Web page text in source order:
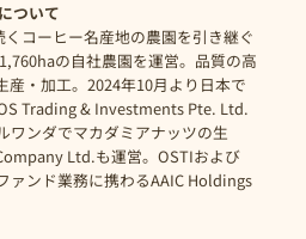
ついて
コーヒー名産地の農園を引き継ぐ
の自社農園を運営。品質の高
産・加工。2024年10月より日本で
Trading & Investments Pte. Ltd.
ワンダでマカダミアナッツの生
Ltd.も運営。OSTIおよび
ァンド業務に携わるAAIC Holdings